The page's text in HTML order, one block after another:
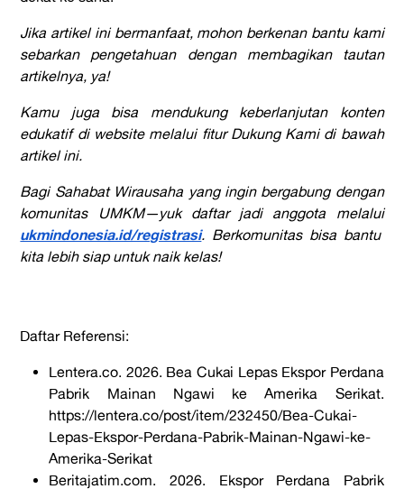
Jika artikel ini bermanfaat, mohon berkenan bantu kami
sebarkan pengetahuan dengan membagikan tautan
artikelnya, ya!
Kamu juga bisa mendukung keberlanjutan konten
edukatif di website melalui fitur Dukung Kami di bawah
artikel ini.
Bagi Sahabat Wirausaha yang ingin bergabung dengan
komunitas UMKM—yuk daftar jadi anggota melalui
ukmindonesia.id/registrasi. Berkomunitas bisa bantu
kita lebih siap untuk naik kelas!
Daftar Referensi:
Lentera.co. 2026. Bea Cukai Lepas Ekspor Perdana
Pabrik Mainan Ngawi ke Amerika Serikat.
https://lentera.co/post/item/232450/Bea-Cukai-
Lepas-Ekspor-Perdana-Pabrik-Mainan-Ngawi-ke-
Amerika-Serikat
Beritajatim.com. 2026. Ekspor Perdana Pabrik